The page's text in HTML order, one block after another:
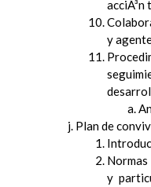
y
Plan de
y